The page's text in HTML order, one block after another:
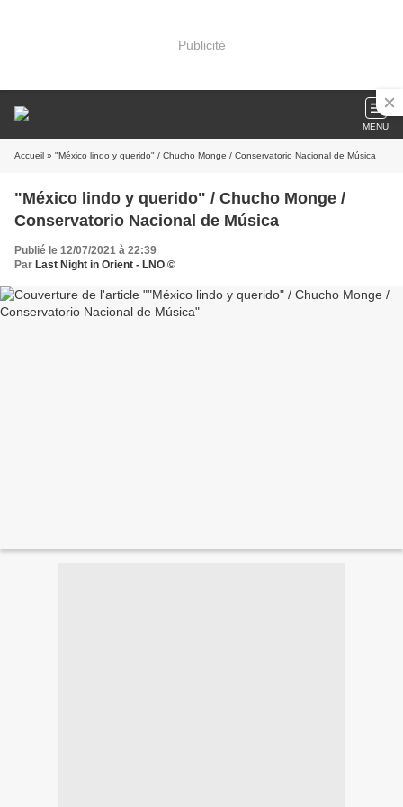
Publicité
MENU
Accueil » "México lindo y querido" / Chucho Monge / Conservatorio Nacional de Música
"México lindo y querido" / Chucho Monge /
Conservatorio Nacional de Música
Publié le 12/07/2021 à 22:39
Par Last Night in Orient - LNO ©